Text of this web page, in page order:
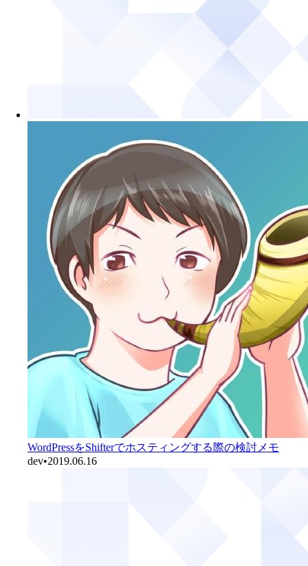
WordPressをShifterでホスティングする際の検討メモ
dev•2019.06.16